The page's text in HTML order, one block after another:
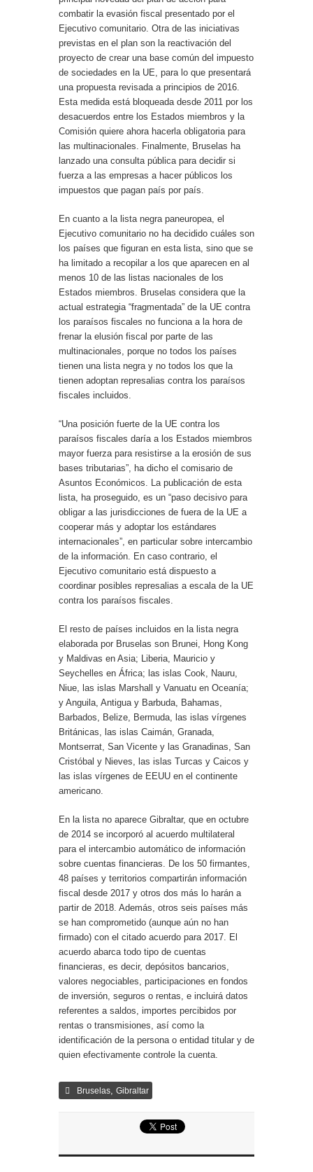
combatir la evasión fiscal presentado por el
Ejecutivo comunitario. Otra de las iniciativas
previstas en el plan son la reactivación del
proyecto de crear una base común del impuesto
de sociedades en la UE, para lo que presentará
una propuesta revisada a principios de 2016.
Esta medida está bloqueada desde 2011 por los
desacuerdos entre los Estados miembros y la
Comisión quiere ahora hacerla obligatoria para
las multinacionales. Finalmente, Bruselas ha
lanzado una consulta pública para decidir si
fuerza a las empresas a hacer públicos los
impuestos que pagan país por país.
En cuanto a la lista negra paneuropea, el
Ejecutivo comunitario no ha decidido cuáles son
los países que figuran en esta lista, sino que se
ha limitado a recopilar a los que aparecen en al
menos 10 de las listas nacionales de los
Estados miembros. Bruselas considera que la
actual estrategia “fragmentada” de la UE contra
los paraísos fiscales no funciona a la hora de
frenar la elusión fiscal por parte de las
multinacionales, porque no todos los países
tienen una lista negra y no todos los que la
tienen adoptan represalias contra los paraísos
fiscales incluidos.
“Una posición fuerte de la UE contra los
paraísos fiscales daría a los Estados miembros
mayor fuerza para resistirse a la erosión de sus
bases tributarias”, ha dicho el comisario de
Asuntos Económicos. La publicación de esta
lista, ha proseguido, es un “paso decisivo para
obligar a las jurisdicciones de fuera de la UE a
cooperar más y adoptar los estándares
internacionales”, en particular sobre intercambio
de la información. En caso contrario, el
Ejecutivo comunitario está dispuesto a
coordinar posibles represalias a escala de la UE
contra los paraísos fiscales.
El resto de países incluidos en la lista negra
elaborada por Bruselas son Brunei, Hong Kong
y Maldivas en Asia; Liberia, Mauricio y
Seychelles en África; las islas Cook, Nauru,
Niue, las islas Marshall y Vanuatu en Oceanía;
y Anguila, Antigua y Barbuda, Bahamas,
Barbados, Belize, Bermuda, las islas vírgenes
Británicas, las islas Caimán, Granada,
Montserrat, San Vicente y las Granadinas, San
Cristóbal y Nieves, las islas Turcas y Caicos y
las islas vírgenes de EEUU en el continente
americano.
En la lista no aparece Gibraltar, que en octubre
de 2014 se incorporó al acuerdo multilateral
para el intercambio automático de información
sobre cuentas financieras. De los 50 firmantes,
48 países y territorios compartirán información
fiscal desde 2017 y otros dos más lo harán a
partir de 2018. Además, otros seis países más
se han comprometido (aunque aún no han
firmado) con el citado acuerdo para 2017. El
acuerdo abarca todo tipo de cuentas
financieras, es decir, depósitos bancarios,
valores negociables, participaciones en fondos
de inversión, seguros o rentas, e incluirá datos
referentes a saldos, importes percibidos por
rentas o transmisiones, así como la
identificación de la persona o entidad titular y de
quien efectivamente controle la cuenta.
Bruselas, Gibraltar